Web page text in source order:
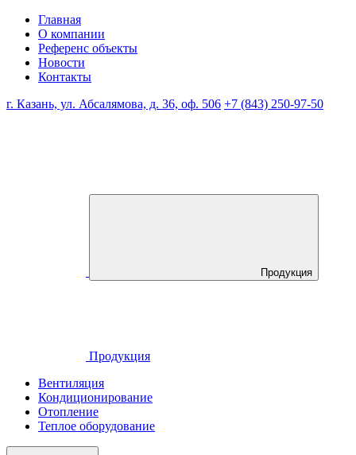
Главная
О компании
Референс объекты
Новости
Контакты
г. Казань, ул. Абсалямова, д. 36, оф. 506 +7 (843) 250-97-50
Продукция
Продукция
Вентиляция
Кондиционирование
Отопление
Теплое оборудование